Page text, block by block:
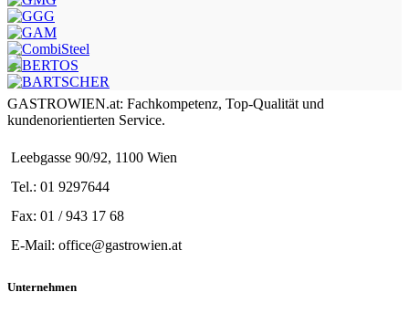
GASTROWIEN.at: Fachkompetenz, Top-Qualität und
kundenorientierten Service.
Leebgasse 90/92, 1100 Wien
Tel.: 01 9297644
Fax: 01 / 943 17 68
E-Mail: office@gastrowien.at
Unternehmen